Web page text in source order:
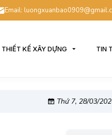
Email:
THIẾT KẾ XÂY DỰNG TIN
Thứ 7, 28/03/